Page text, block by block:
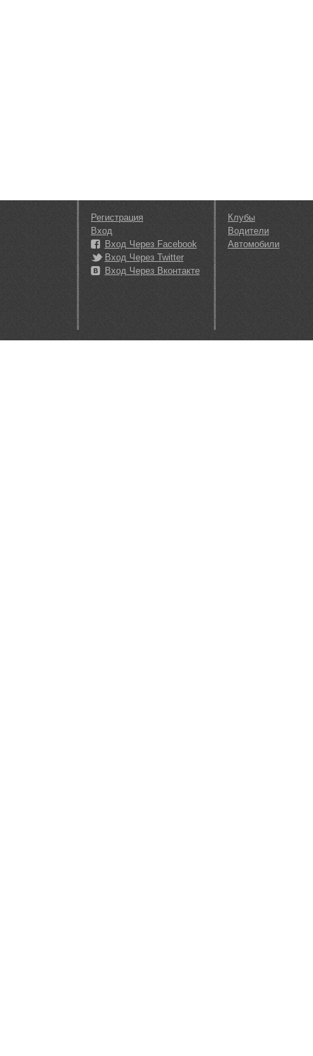
Регистрация
Вход
Вход Через Facebook
Вход Через Twitter
Вход Через Вконтакте
Клубы
Водители
Автомобили